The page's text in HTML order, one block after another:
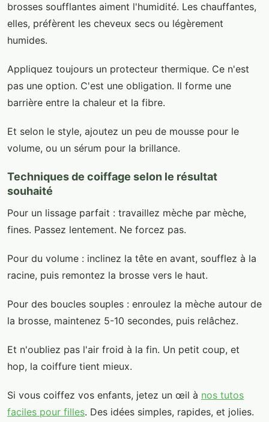
brosses soufflantes aiment l'humidité. Les chauffantes,
elles, préfèrent les cheveux secs ou légèrement
humides.
Appliquez toujours un protecteur thermique. Ce n'est
pas une option. C'est une obligation. Il forme une
barrière entre la chaleur et la fibre.
Et selon le style, ajoutez un peu de mousse pour le
volume, ou un sérum pour la brillance.
Techniques de coiffage selon le résultat
souhaité
Pour un lissage parfait : travaillez mèche par mèche,
fines. Passez lentement. Ne forcez pas.
Pour du volume : inclinez la tête en avant, soufflez à la
racine, puis remontez la brosse vers le haut.
Pour des boucles souples : enroulez la mèche autour de
la brosse, maintenez 5-10 secondes, puis relâchez.
Et n'oubliez pas l'air froid à la fin. Un petit coup, et
hop, la coiffure tient mieux.
Si vous coiffez vos enfants, jetez un œil à nos tutos
faciles pour filles. Des idées simples, rapides, et jolies.